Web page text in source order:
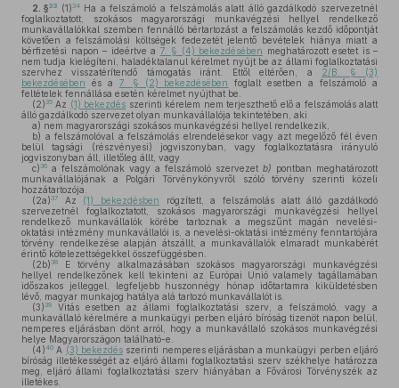
2. §33 (1) 34Ha a felszámoló a felszámolás alatt álló gazdálkodó szervezetnél
foglalkoztatott, szokásos magyarországi munkavégzési hellyel rendelkező
munkavállalókkal szemben fennálló bértartozást a felszámolás kezdő időpontját
követően a felszámolási költségek fedezetét jelentő bevételek hiánya miatt a
bérfizetési napon – ideértve a 7. § (4) bekezdésében meghatározott esetet is –
nem tudja kielégíteni, haladéktalanul kérelmet nyújt be az állami foglalkoztatási
szervhez visszatérítendő támogatás iránt. Ettől eltérően, a 2/B. § (3)
bekezdésében és a 7. § (2) bekezdésében
foglalt esetben a felszámoló a
feltételek fennállása esetén kérelmet nyújthat be.
(2) 35 Az (1) bekezdés szerinti kérelem nem terjeszthető elő a felszámolás alatt
álló gazdálkodó szervezet olyan munkavállalója tekintetében, aki
a) nem magyarországi szokásos munkavégzési hellyel rendelkezik,
b) a felszámolóval a felszámolás elrendelésekor vagy azt megelőző fél éven
belül tagsági (részvényesi) jogviszonyban, vagy foglalkoztatásra irányuló
jogviszonyban áll, illetőleg állt, vagy
c) 36 a felszámolónak vagy a felszámoló szervezet b) pontban meghatározott
munkavállalójának a Polgári Törvénykönyvről szóló törvény szerinti közeli
hozzátartozója.
(2a) 37 Az (1) bekezdésben rögzített, a felszámolás alatt álló gazdálkodó
szervezetnél foglalkoztatott, szokásos magyarországi munkavégzési hellyel
rendelkező munkavállalók körébe tartoznak a megszűnt magán nevelési-
oktatási intézmény munkavállalói is, a nevelési-oktatási intézmény fenntartójára
törvény rendelkezése alapján átszállt, a munkavállalók elmaradt munkabérét
érintő kötelezettségekkel összefüggésben.
(2b) 38
E törvény alkalmazásában szokásos magyarországi munkavégzési
hellyel rendelkezőnek kell tekinteni az Európai Unió valamely tagállamában
időszakos jelleggel, legfeljebb huszonnégy hónap időtartamra kiküldetésben
lévő, magyar munkajog hatálya alá tartozó munkavállalót is.
(3) 39
Vitás esetben az állami foglalkoztatási szerv, a felszámoló, vagy a
munkavállaló kérelmére a munkaügyi perben eljáró bíróság tizenöt napon belül,
nemperes eljárásban dönt arról, hogy a munkavállaló szokásos munkavégzési
helye Magyarországon található-e.
(4)40 A (3) bekezdésszerinti nemperes eljárásban a munkaügyi perben eljáró
bíróság illetékességét az eljáró állami foglalkoztatási szerv székhelye határozza
meg, eljáró állami foglalkoztatási szerv hiányában a Fővárosi Törvényszék az
illetékes.